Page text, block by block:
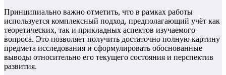
Принципиально важно отметить, что в рамках работы
используется комплексный подход, предполагающий учёт как
теоретических, так и прикладных аспектов изучаемого
вопроса. Это позволяет получить достаточно полную картину
предмета исследования и сформулировать обоснованные
выводы относительно его текущего состояния и перспектив
развития.